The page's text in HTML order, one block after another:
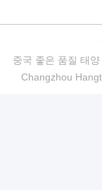
중국 좋은 품질 태
Changzhou